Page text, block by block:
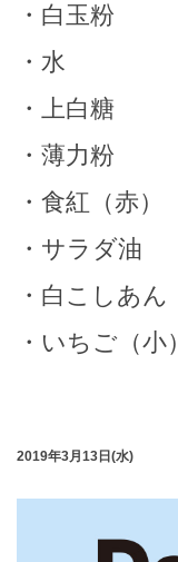
・白玉
・水
・上白
・薄力
・食紅（
・サラ
・白こし
・いちご
2019年3月13日(水)